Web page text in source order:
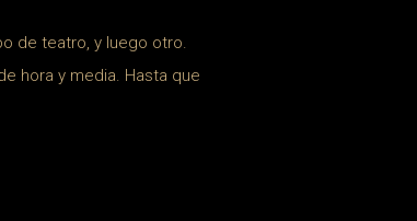
de teatro, y luego otro.
hora y media. Hasta que